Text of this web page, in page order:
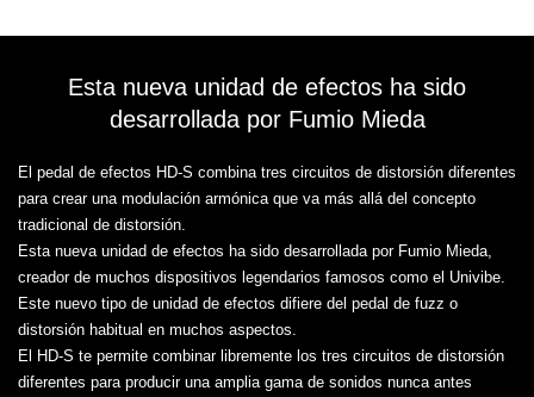
Esta nueva unidad de efectos ha sido
desarrollada por Fumio Mieda
El pedal de efectos HD-S combina tres circuitos de distorsión diferentes
para crear una modulación armónica que va más allá del concepto
tradicional de distorsión.
Esta nueva unidad de efectos ha sido desarrollada por Fumio Mieda,
creador de muchos dispositivos legendarios famosos como el Univibe.
Este nuevo tipo de unidad de efectos difiere del pedal de fuzz o
distorsión habitual en muchos aspectos.
El HD-S te permite combinar libremente los tres circuitos de distorsión
diferentes para producir una amplia gama de sonidos nunca antes